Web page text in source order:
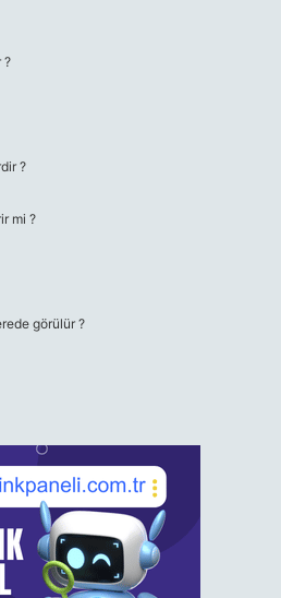
?
?
mi ?
görülür ?